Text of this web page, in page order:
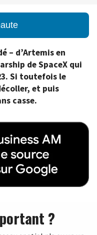
– d’Artemis en
de SpaceX qui
Si toutefois le
et puis
casse.
?